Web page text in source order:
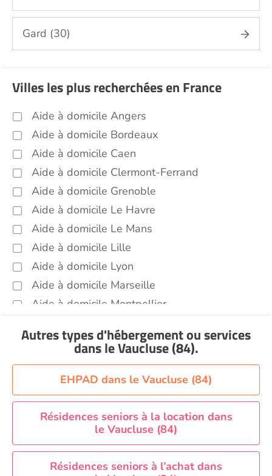
Autres aides à domicile Vaucluse (84)
Voir toutes les aides à domicile dans le Vaucluse
(84)
Gard (30)
Villes les plus recherchées en France
Aide à domicile Angers
Aide à domicile Bordeaux
Aide à domicile Caen
Aide à domicile Clermont-Ferrand
Aide à domicile Grenoble
Aide à domicile Le Havre
Aide à domicile Le Mans
Aide à domicile Lille
Aide à domicile Lyon
Aide à domicile Marseille
Aide à domicile Montpellier
Aide à domicile Nice
Aide à domicile Orléans
Aide à domicile Paris
Aide à domicile Perpignan
Aide à domicile Rennes
Aide à domicile Saint-Etienne
Aide à domicile Toulouse
Autres types d'hébergement ou services
dans le Vaucluse (84).
EHPAD dans le Vaucluse (84)
Résidences seniors à la location dans
le Vaucluse (84)
Résidences seniors à l’achat dans